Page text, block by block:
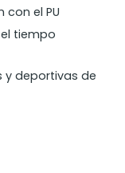
el PU
tiempo
y deportivas de